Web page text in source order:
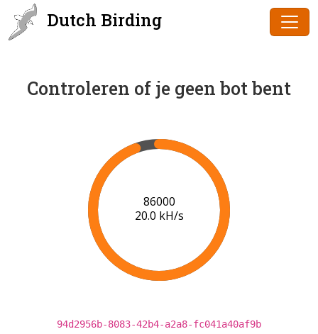
Dutch Birding
Controleren of je geen bot bent
86000
20.0 kH/s
94d2956b-8083-42b4-a2a8-fc041a40af9b